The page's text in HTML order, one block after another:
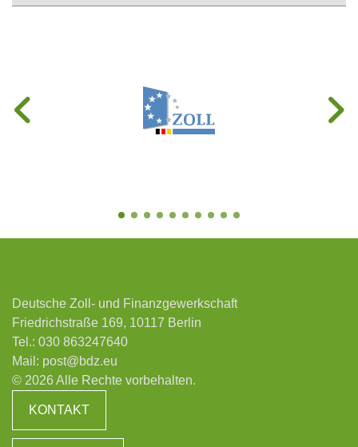
Deutsche Zoll- und Finanzgewerkschaft
Friedrichstraße 169, 10117 Berlin
Tel.: 030 863247640
Mail: post@bdz.eu
© 2026 Alle Rechte vorbehalten.
KONTAKT